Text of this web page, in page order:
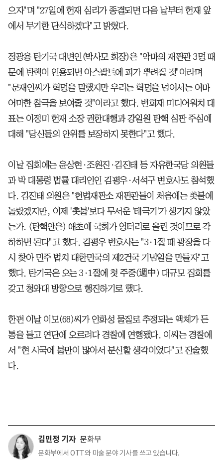
으자"며 "27일에 헌재 심리가 종결되면 다음 날부터 헌재 앞
에서 무기한 단식하겠다"고 밝혔다.
정광용 탄기국 대변인(박사모 회장)은 "악마의 재판관 3명 때
문에 탄핵이 인용되면 아스팔트에 피가 뿌려질 것"이라며
"문재인씨가 혁명을 말했지만 우리는 혁명을 넘어서는 어마
어마한 참극을 보여줄 것"이라고 했다. 변희재 미디어워치 대
표는 이정미 헌재 소장 권한대행과 강일원 탄핵 심판 주심에
대해 "당신들의 안위를 보장하지 못한다"고 했다.
이날 집회에는 윤상현·조원진·김진태 등 자유한국당 의원들
과 박 대통령 법률 대리인인 김평우·서석구 변호사도 참석했
다. 김진태 의원은 "헌법재판소 재판관들이 처음에는 촛불에
놀랐겠지만, 이제 '촛불'보다 무서운 '태극기'가 생기지 않았
는가. (탄핵안은) 애초에 국회가 엉터리로 올린 것이므로 각
하하면 된다"고 했다. 김평우 변호사는 "3·1절 때 광장을 다
시 찾아 민주 법치 대한민국의 제2건국 기념일을 만들자"고
했다. 탄기국은 오는 3·1절에 첫 주중(週中) 대규모 집회를
갖고 청와대 방향으로 행진하기로 했다.
한편 이날 이모(68)씨가 인화성 물질로 추정되는 액체가 든
통을 들고 연단에 오르려다 경찰에 연행됐다. 이씨는 경찰에
서 "현 시국에 불만이 많아서 분신할 생각이었다"고 진술했
다.
김민정 기자 문화부
문화부에서 OTT와 미술 분야 기사를 쓰고 있습니다.